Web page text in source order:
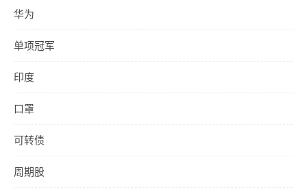
华为
单项冠军
印度
口罩
可转债
周期股